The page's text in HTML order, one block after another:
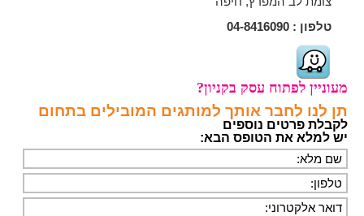
טלפון : 04-8416090
מעוניין לפתוח עסק בקניון?
תן לנו לחבר אותך למותגים המובילים בתחום
לקבלת פרטים נוספים
יש למלא את הטופס הבא: